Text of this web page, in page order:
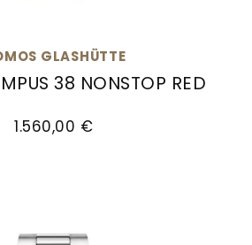
GLASHÜTTE
38 NONSTOP RED
1.560,00 €